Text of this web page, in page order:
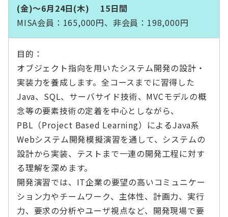
(金)～6月24日(木) 15日間
MISA会員：165,000円、非会員：198,000円
目的：
オブジェクト指向を用いたシステム開発の設計・
実装力を養成します。全コースまでに習得した
Java、SQL、サーバサイド技術、MVCモデルの概
念等の要素技術の定着を中心としながら、
PBL（Project Based Learning）によるJava系
Webシステム開発模擬演習を通して、システムの
設計から実装、テストまで一連の開発工程に対す
る理解を深めます。
開発演習では、IT企業の要望の高いコミュニケー
ション力やチームワーク、主体性、計画力、実行
力、要求の分析やユーザ視点など、開発現場で要